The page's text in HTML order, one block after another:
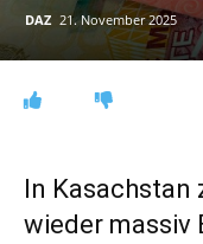
DAZ 21. November 2025
In Kasachstan
wieder massiv